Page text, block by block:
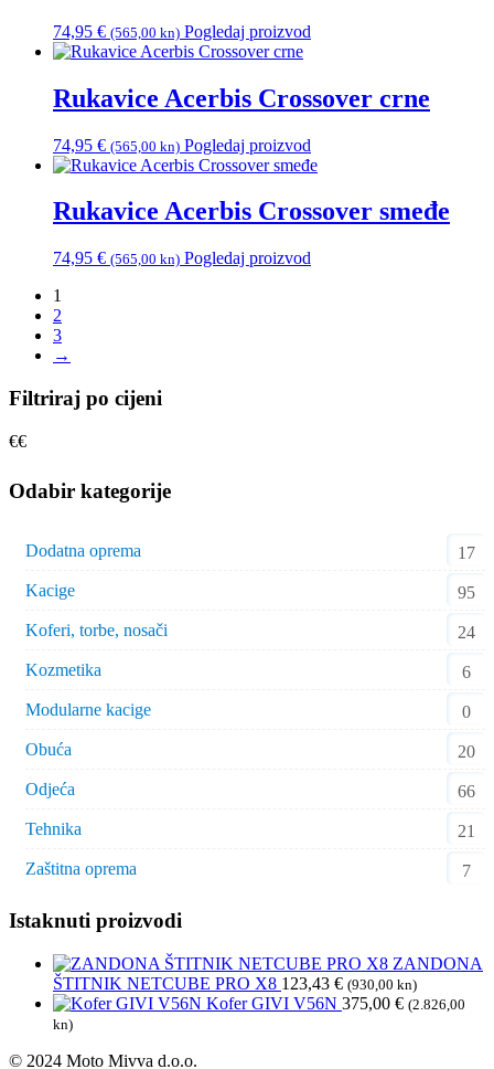
74,95 € (565,00 kn) Pogledaj proizvod
Rukavice Acerbis Crossover crne
74,95 € (565,00 kn) Pogledaj proizvod
Rukavice Acerbis Crossover smeđe
74,95 € (565,00 kn) Pogledaj proizvod
1
2
3
→
Filtriraj po cijeni
€€
Odabir kategorije
Dodatna oprema
17
Kacige
95
Koferi, torbe, nosači
24
Kozmetika
6
Modularne kacige
0
Obuća
20
Odjeća
66
Tehnika
21
Zaštitna oprema
7
Istaknuti proizvodi
ZANDONA
ŠTITNIK NETCUBE PRO X8 123,43 € (930,00 kn)
Kofer GIVI V56N 375,00 € (2.826,00
kn)
© 2024 Moto Mivva d.o.o.